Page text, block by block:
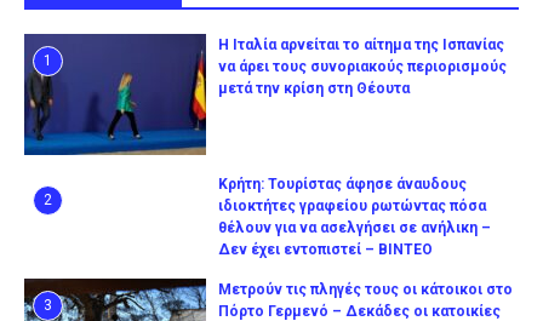
1
Η Ιταλία αρνείται το αίτημα της Ισπανίας
να άρει τους συνοριακούς περιορισμούς
μετά την κρίση στη Θέουτα
2
Κρήτη: Τουρίστας άφησε άναυδους
ιδιοκτήτες γραφείου ρωτώντας πόσα
θέλουν για να ασελγήσει σε ανήλικη –
Δεν έχει εντοπιστεί – ΒΙΝΤΕΟ
3
Μετρούν τις πληγές τους οι κάτοικοι στο
Πόρτο Γερμενό – Δεκάδες οι κατοικίες